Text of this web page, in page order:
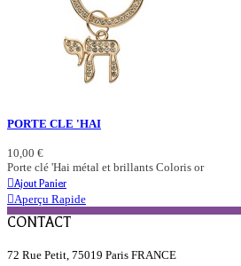
PORTE CLE 'HAI
10,00 €
Porte clé 'Hai métal et brillants Coloris or
Ajout Panier
Aperçu Rapide
CONTACT
72 Rue Petit, 75019 Paris FRANCE